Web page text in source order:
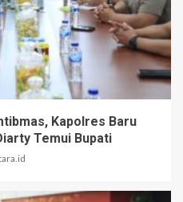
Kapolres Baru
Temui Bupati